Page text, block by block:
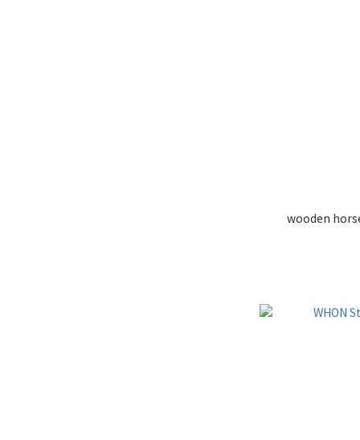
wooden